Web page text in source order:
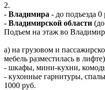
2.
- Владимира - до подъезда 0
- Владимирской области
Подъем на этаж во
а) на грузовом и
мебель разместилась в
- шкафы, мини-кухни,
- кухонные гарнитуры,
1000 руб.